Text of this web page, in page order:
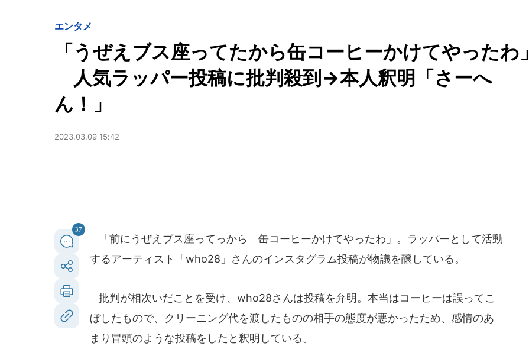
エンタメ
「うぜえブス座ってたから缶コーヒーかけてやったわ」
人気ラッパー投稿に批判殺到→本人釈明「さーへ
ん！」
2023.03.09 15:42
37
「前にうぜえブス座ってっから 缶コーヒーかけてやったわ」。ラッパーとして活動
するアーティスト「who28」さんのインスタグラム投稿が物議を醸している。
批判が相次いだことを受け、who28さんは投稿を弁明。本当はコーヒーは誤ってこ
ぼしたもので、クリーニング代を渡したものの相手の態度が悪かったため、感情のあ
まり冒頭のような投稿をしたと釈明している。